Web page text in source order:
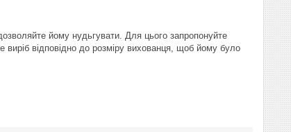
йому нудьгувати. Для цього запропонуйте
виріб відповідно до розміру вихованця, щоб йому було